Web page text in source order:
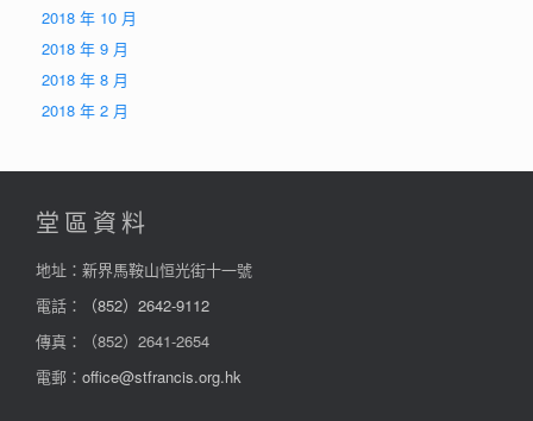
2018 年 10 月
2018 年 9 月
2018 年 8 月
2018 年 2 月
堂區資料
地址：新界馬鞍山恒光街十一號
電話：
（852）2642-9112
傳真：（852）2641-2654
電郵： office@stfrancis.org.hk